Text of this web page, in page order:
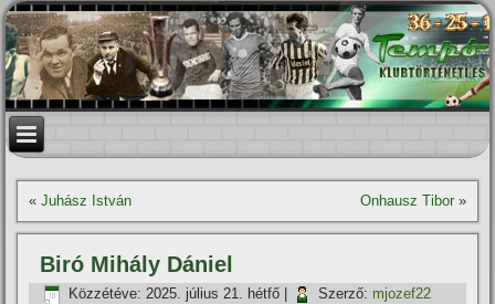
«Juhász István Onhausz Tibor»
Biró Mihály Dániel
Közzétéve: 2025. július 21. hétfő Szerző: mjozef22